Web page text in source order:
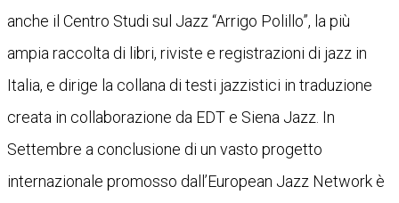
anche il Centro Studi sul Jazz “Arrigo Polillo”, la più
ampia raccolta di libri, riviste e registrazioni di jazz in
Italia, e dirige la collana di testi jazzistici in traduzione
creata in collaborazione da EDT e Siena Jazz. In
Settembre a conclusione di un vasto progetto
internazionale promosso dall’European Jazz Network è